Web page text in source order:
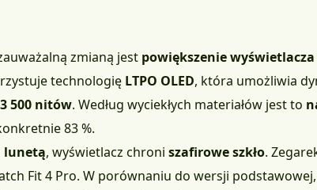
zmianą jest powiększenie wyświetlacza
technologię LTPO OLED, która umożliwia
3 500 nitów. Według wyciekłych materiałów jest to
83 %.
lunetą, wyświetlacz chroni szafirowe szkło.
Fit 4 Pro. W porównaniu do wersji